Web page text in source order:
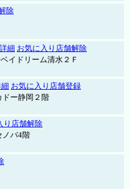
除
詳細 お気に入り店舗解除
イドリーム清水２Ｆ
お気に入り店舗登録
ー静岡２階
り店舗解除
バ4階